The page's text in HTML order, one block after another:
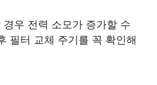
우 전력 소모가 증가할 수
필터 교체 주기를 꼭 확인해